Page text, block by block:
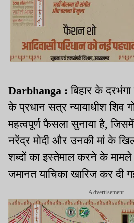
Darbhanga :बिहार के दरभंगा
के प्रधान सत्र न्यायाधीश शिव
महत्वपूर्ण फैसला सुनाया है,
नरेंद्र मोदी और उनकी मां के
शब्दों का इस्तेमाल करने के मामले
जमानत याचिका खारिज कर दी
Advertisement